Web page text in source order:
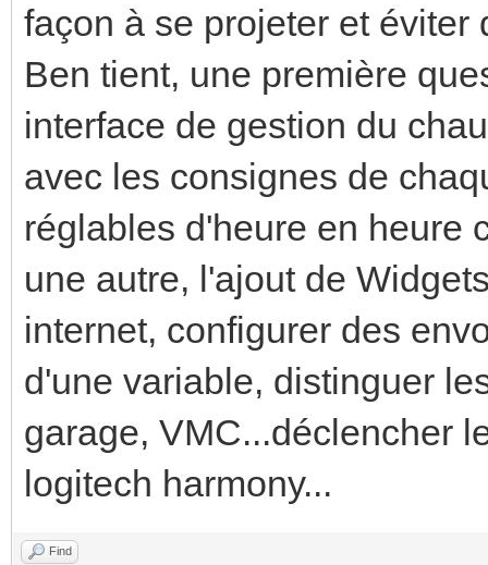
façon à se projeter et
Ben tient, une première
interface de gestion du
avec les consignes de
réglables d'heure en heure
une autre, l'ajout de
internet, configurer des
d'une variable, distinguer
garage, VMC...déclencher
logitech harmony...
Find